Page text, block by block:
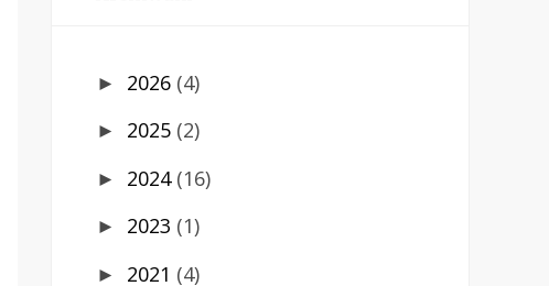
► 2026 (4)
► 2025 (2)
► 2024 (16)
► 2023 (1)
► 2021 (4)